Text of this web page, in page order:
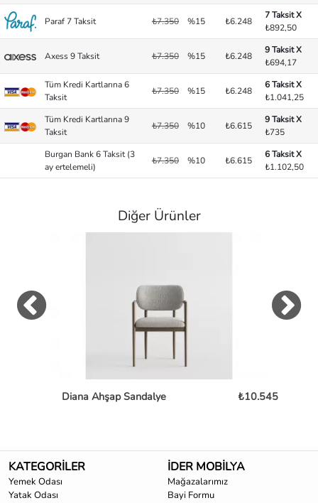
Paraf 7 Taksit ₺7.350 %15 ₺6.248
7 Taksit X
₺892,50
Axess 9 Taksit ₺7.350 %15 ₺6.248
9 Taksit X
₺694,17
Tüm Kredi Kartlarına 6
Taksit
₺7.350 %15 ₺6.248
6 Taksit X
₺1.041,25
Tüm Kredi Kartlarına 9
Taksit
₺7.350 %10 ₺6.615
9 Taksit X
₺735
Burgan Bank 6 Taksit (3
ay ertelemeli)
₺7.350 %10 ₺6.615
6 Taksit X
₺1.102,50
Diğer Ürünler
Diana Ahşap Sandalye ₺10.545
KATEGORİLER
Yemek Odası
Yatak Odası
İDER MOBİLYA
Mağazalarımız
Bayi Formu